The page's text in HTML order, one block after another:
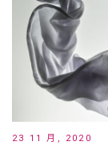
23 11 月, 2020